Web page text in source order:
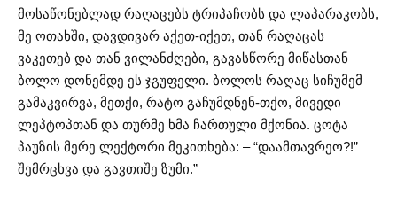
მოსაწონებლად რაღაცებს ტრიპაჩობს და ლაპარაკობს,
მე ოთახში, დავდივარ აქეთ-იქეთ, თან რაღაცას
ვაკეთებ და თან ვილანძღები, გავასწორე მიწასთან
ბოლო დონემდე ეს ჯგუფელი. ბოლოს რაღაც სიჩუმემ
გამაკვირვა, მეთქი, რატო გაჩუმდნენ-თქო, მივედი
ლეპტოპთან და თურმე ხმა ჩართული მქონია. ცოტა
პაუზის მერე ლექტორი მეკითხება: – “დაამთავრეო?!”
შემრცხვა და გავთიშე ზუმი.”